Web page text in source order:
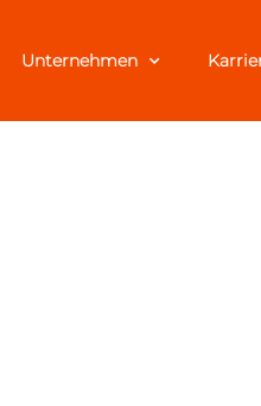
Unternehmen